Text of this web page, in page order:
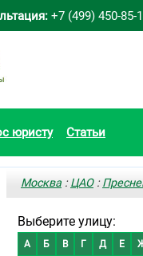
+7 (499) 450-85-
юристу Статьи
Москва :ЦАО:
Выберите улицу:
А Б В Г Д Е